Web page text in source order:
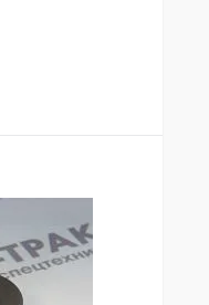
Сравнение
В наличии